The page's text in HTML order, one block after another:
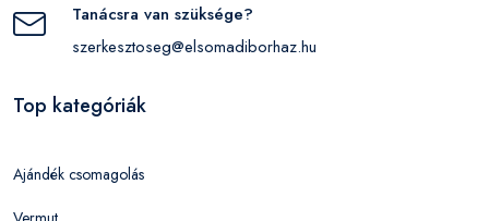
Tanácsra van szüksége?
szerkesztoseg@elsomadiborhaz.hu
Top kategóriák
Ajándék csomagolás